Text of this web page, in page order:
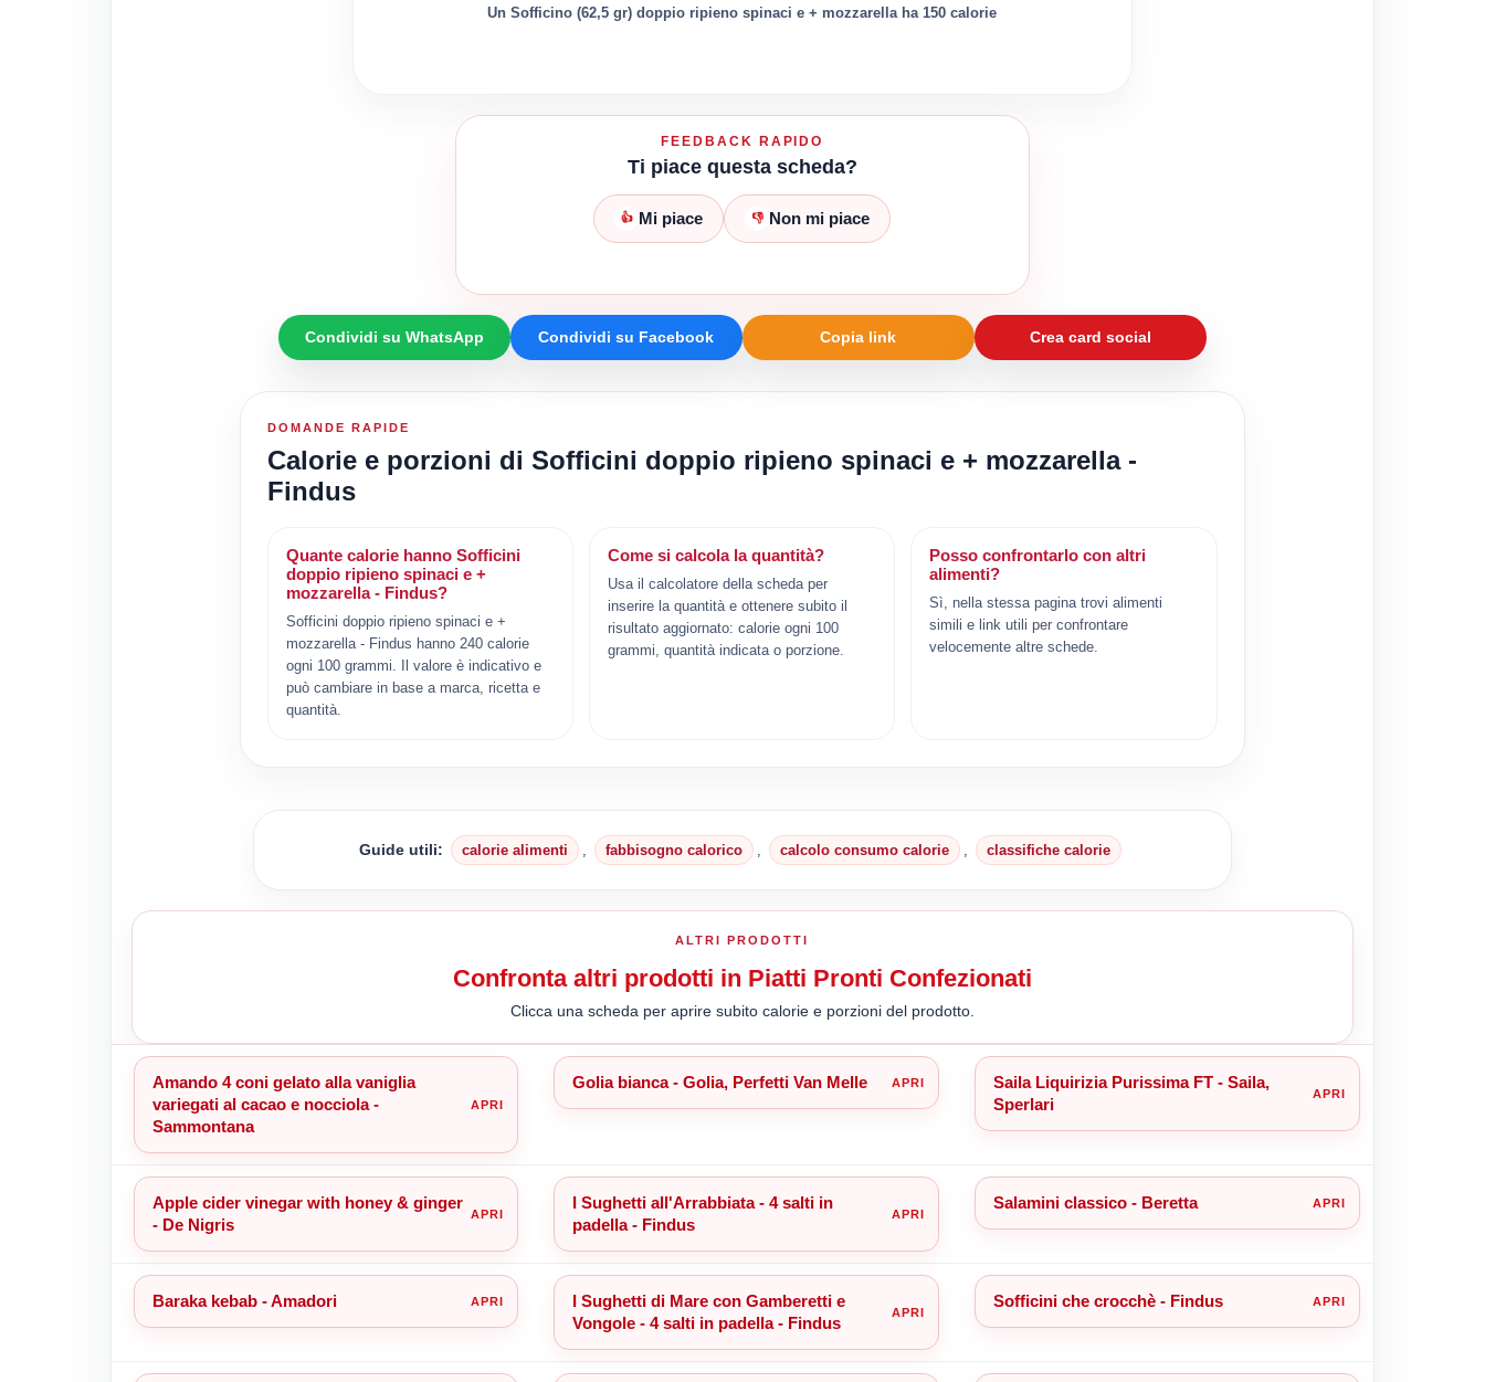
Un Sofficino (62,5 gr) doppio ripieno spinaci e + mozzarella ha 150 calorie
FEEDBACK RAPIDO
Ti piace questa scheda?
👍 Mi piace 👎 Non mi piace
Condividi su WhatsApp Condividi su Facebook Copia link Crea card social
DOMANDE RAPIDE
Calorie e porzioni di Sofficini doppio ripieno spinaci e + mozzarella -
Findus
Quante calorie hanno Sofficini
doppio ripieno spinaci e +
mozzarella - Findus?
Sofficini doppio ripieno spinaci e +
mozzarella - Findus hanno 240 calorie
ogni 100 grammi. Il valore è indicativo e
può cambiare in base a marca, ricetta e
quantità.
Come si calcola la quantità?
Usa il calcolatore della scheda per
inserire la quantità e ottenere subito il
risultato aggiornato: calorie ogni 100
grammi, quantità indicata o porzione.
Posso confrontarlo con altri
alimenti?
Sì, nella stessa pagina trovi alimenti
simili e link utili per confrontare
velocemente altre schede.
Guide utili: calorie alimenti fabbisogno calorico calcolo consumo calorie classifiche calorie
ALTRI PRODOTTI
Confronta altri prodotti in Piatti Pronti Confezionati
Clicca una scheda per aprire subito calorie e porzioni del prodotto.
Amando 4 coni gelato alla vaniglia
variegati al cacao e nocciola -
Sammontana
Golia bianca - Golia, Perfetti Van Melle
Saila Liquirizia Purissima FT - Saila,
Sperlari
Apple cider vinegar with honey & ginger
- De Nigris
I Sughetti all'Arrabbiata - 4 salti in
padella - Findus
Salamini classico - Beretta
Baraka kebab - Amadori
I Sughetti di Mare con Gamberetti e
Vongole - 4 salti in padella - Findus
Sofficini che crocchè - Findus